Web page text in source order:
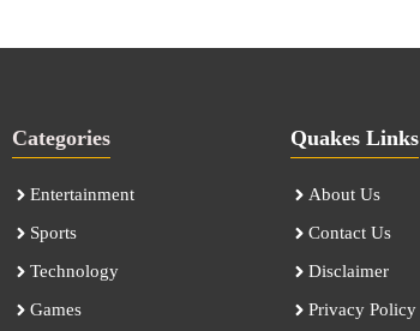
Categories
Entertainment
Sports
Technology
Games
Quakes Links
About Us
Contact Us
Disclaimer
Privacy Policy